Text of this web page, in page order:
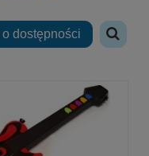
dostępności